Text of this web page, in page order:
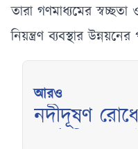
তারা গণমাধ্যমের স্বচ্ছতা
নিয়ন্ত্রণ ব্যবস্থার
আরও
নদীদূষণ